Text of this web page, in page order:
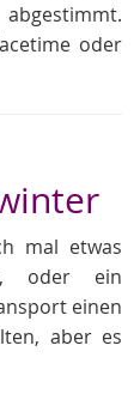
oder
mal etwas
oder ein
einen
aber es